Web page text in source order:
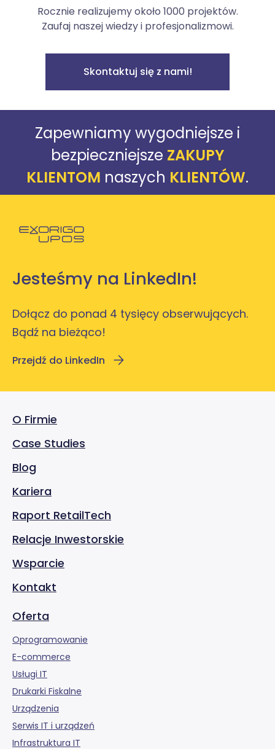
Rocznie realizujemy około 1000 projektów.
Zaufaj naszej wiedzy i profesjonalizmowi.
Skontaktuj się z nami!
Zapewniamy wygodniejsze i
bezpieczniejsze ZAKUPY
KLIENTOM naszych KLIENTÓW.
Jesteśmy na LinkedIn!
Dołącz do ponad 4 tysięcy obserwujących.
Bądź na bieżąco!
Przejdź do LinkedIn
O Firmie
Case Studies
Blog
Kariera
Raport RetailTech
Relacje Inwestorskie
Wsparcie
Kontakt
Oferta
Oprogramowanie
E-commerce
Usługi IT
Drukarki Fiskalne
Urządzenia
Serwis IT i urządzeń
Infrastruktura IT